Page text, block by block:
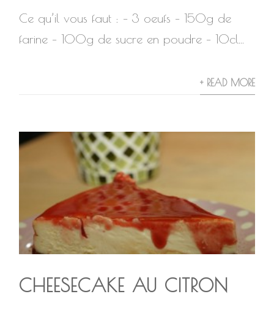
Ce qu’il vous faut : – 3 oeufs – 150g de
farine – 100g de sucre en poudre – 10cl...
+ READ MORE
CHEESECAKE AU CITRON